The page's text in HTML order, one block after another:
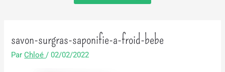
savon-surgras-saponifie-a-froid-bebe
ParChloé/02/02/2022